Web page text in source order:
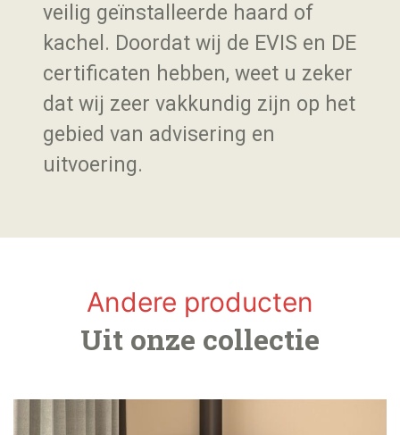
veilig geïnstalleerde haard of
kachel. Doordat wij de EVIS en DE
certificaten hebben, weet u zeker
dat wij zeer vakkundig zijn op het
gebied van advisering en
uitvoering.
Andere producten
Uit onze collectie